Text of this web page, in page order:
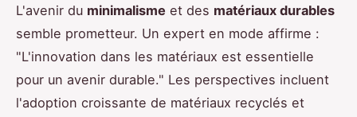
L'avenir du minimalisme et des matériaux durables
semble prometteur. Un expert en mode affirme :
"L'innovation dans les matériaux est essentielle
pour un avenir durable." Les perspectives incluent
l'adoption croissante de matériaux recyclés et